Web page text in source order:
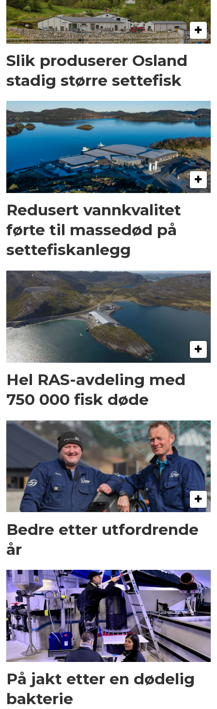
Slik produserer Osland
stadig større settefisk
Redusert vannkvalitet
førte til massedød på
settefiskanlegg
Hel RAS-avdeling med
750 000 fisk døde
Bedre etter utfordrende
år
På jakt etter en dødelig
bakterie